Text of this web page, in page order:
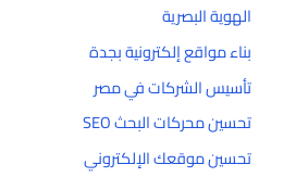
الهوية البصرية
بناء مواقع إلكترونية بجدة
تأسيس الشركات في مصر
تحسين محركات البحث SEO
تحسين موقعك الإلكتروني